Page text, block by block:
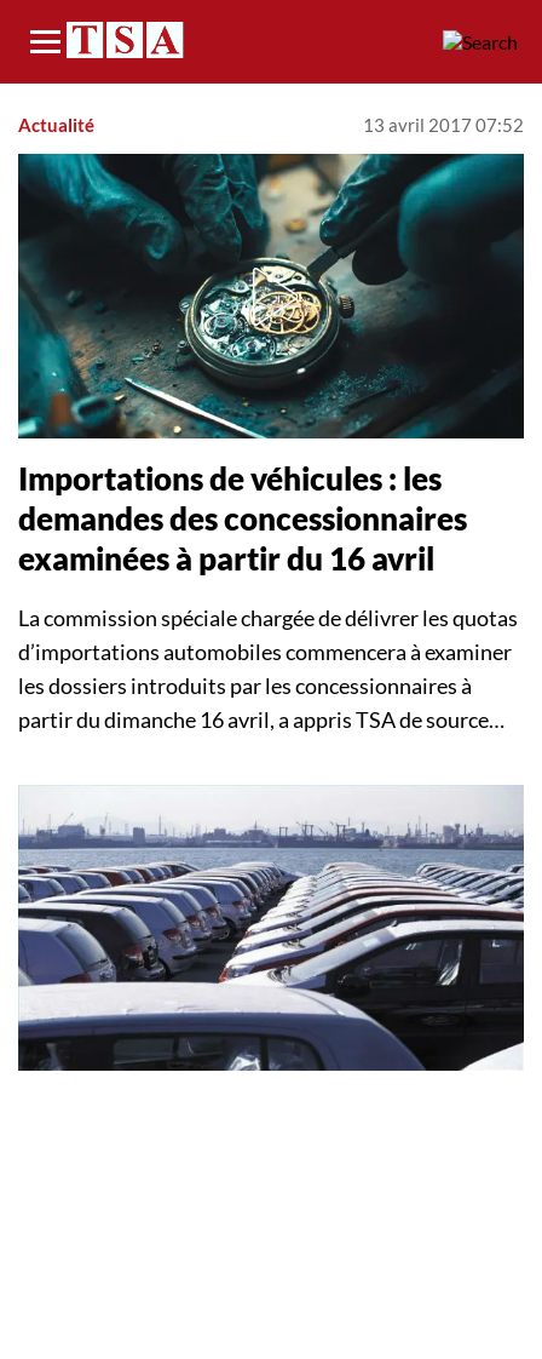
Menu
Actualité 13 avril 2017 07:52
Importations de véhicules : les
demandes des concessionnaires
examinées à partir du 16 avril
La commission spéciale chargée de délivrer les quotas
d’importations automobiles commencera à examiner
les dossiers introduits par les concessionnaires à
partir du dimanche 16 avril, a appris TSA de source…